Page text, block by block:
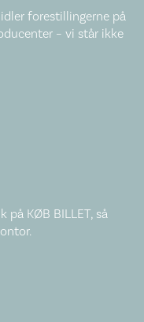
forestillingerne på
– vi står ikke
på KØB BILLET, så